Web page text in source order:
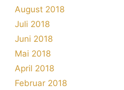
August 2018
Juli 2018
Juni 2018
Mai 2018
April 2018
Februar 2018